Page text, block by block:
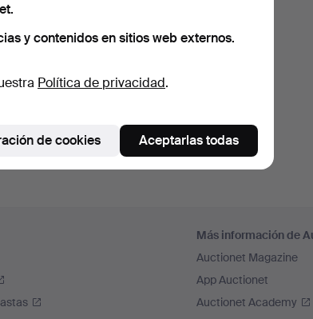
Más información de
Auctionet Magazine
App Auctionet
Auctionet Academy
y contenidos en sitios web externos.
Política de privacidad.
de cookies Aceptarlas todas